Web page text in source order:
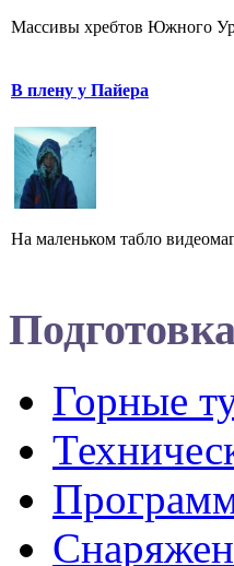
Массивы хребтов Южного
В плену у Пайера
На маленьком табло
Горные